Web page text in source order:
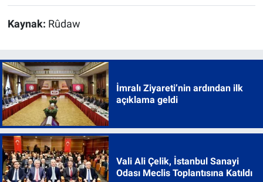
Kaynak: Rûdaw
İmralı Ziyareti’nin ardından ilk
açıklama geldi
Vali Ali Çelik, İstanbul Sanayi
Odası Meclis Toplantısına Katıldı